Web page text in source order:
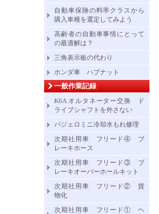
自動車保険の料率クラスから
購入車種を選定してみよう
高齢者の自動車事情にとって
の最適解は？
三角表示板の代わり
ホンダ車 ハブナット
一般作業記録
K6A オルタネーター交換 ド
ライブシャフトを外さない
パジェロミニ冷却水もれ修理
次期社用車 フリード④ ブ
レーキホース
次期社用車 フリード③ ブ
レーキオーバーホールキット
次期社用車 フリード② 貨
物化
次期社用車 フリード① ヘ